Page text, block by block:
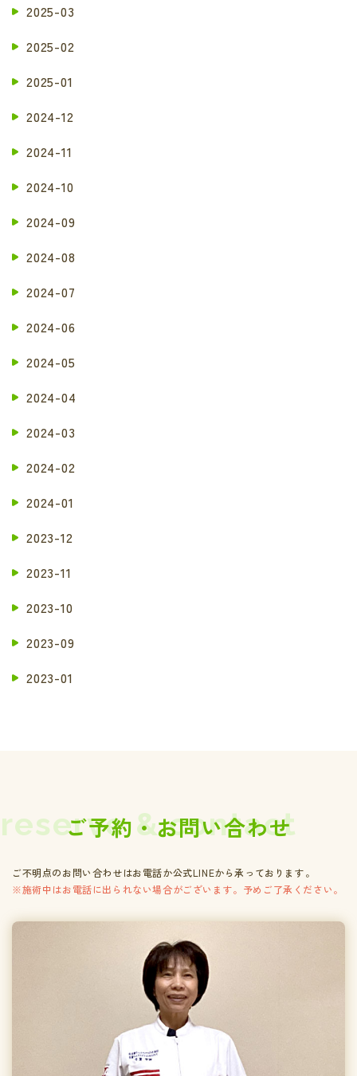
2025-03
2025-02
2025-01
2024-12
2024-11
2024-10
2024-09
2024-08
2024-07
2024-06
2024-05
2024-04
2024-03
2024-02
2024-01
2023-12
2023-11
2023-10
2023-09
2023-01
reserve & contact
ご予約・お問い合わせ
ご不明点のお問い合わせはお電話か公式LINEから承っております。
※施術中はお電話に出られない場合がございます。予めご了承ください。